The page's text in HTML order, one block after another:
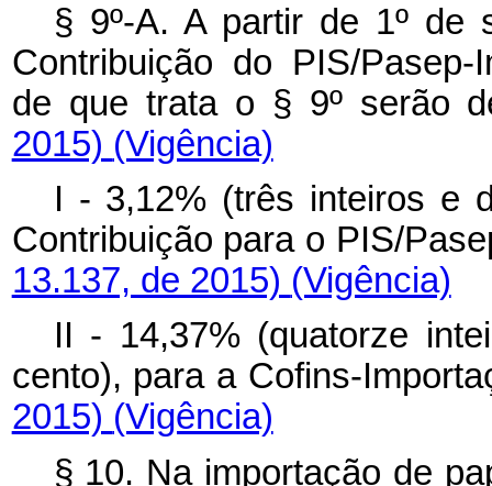
§ 9º-A. A partir de 1º de
Contribuição do PIS/
de que trata o § 9º serão
2015) (Vigência)
I - 3,12% (três inteiros e
Contribuição para o PIS/
13.137, de 2015) (Vigência)
II - 14,37% (quatorze
cento), para a Cofins-
2015) (Vigência)
§ 10. Na importação de